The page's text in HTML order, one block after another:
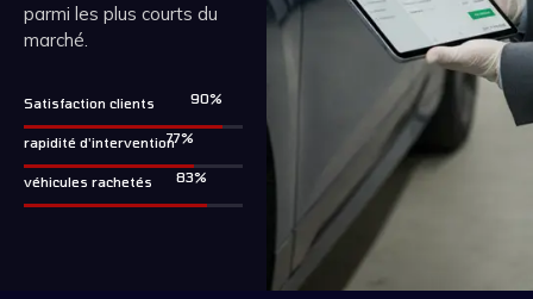
parmi les plus courts du
marché.
Satisfaction clients 99
rapidité d'intervention 85
véhicules rachetés 92